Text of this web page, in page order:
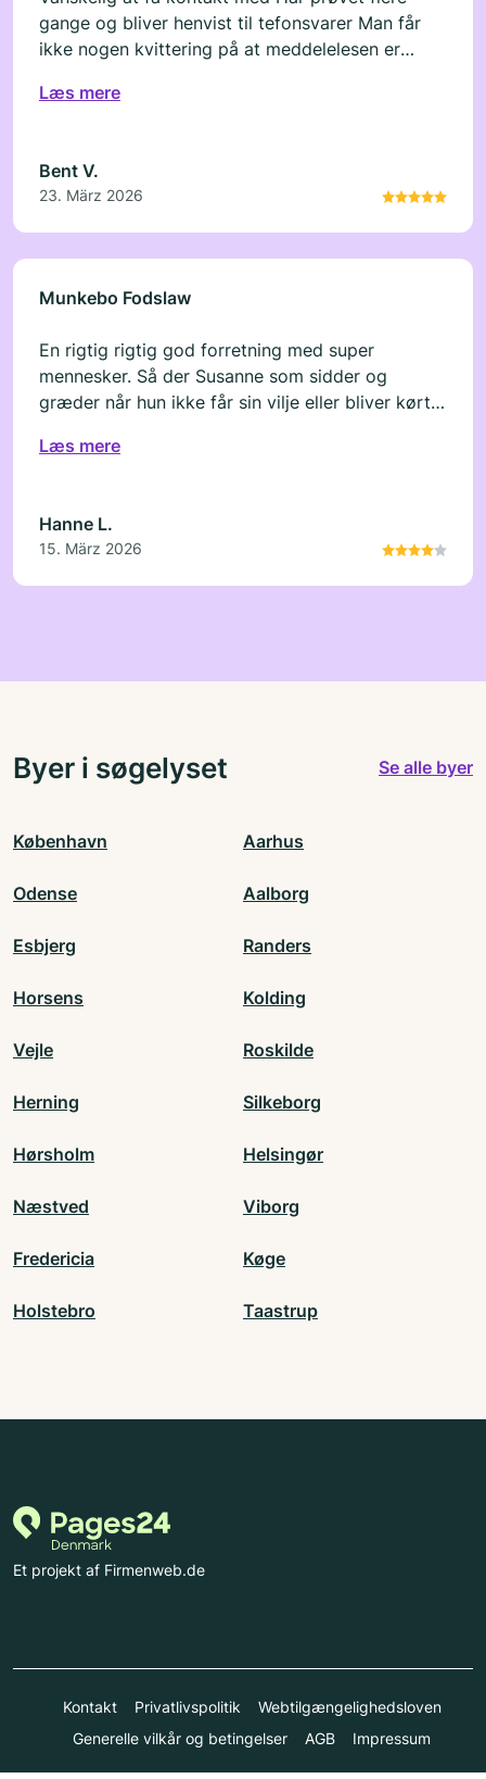
gange og bliver henvist til tefonsvarer Man får
ikke nogen kvittering på at meddelelesen er
Læs mere
Bent V.
23. März 2026
Munkebo Fodslaw
En rigtig rigtig god forretning med super
mennesker. Så der Susanne som sidder og
græder når hun ikke får sin vilje eller bliver kørt
drikke. Som i en sang . Men helt igennem ellers
Læs mere
Hanne L.
15. März 2026
Byer i søgelyset Se alle byer
København Aarhus
Odense Aalborg
Esbjerg Randers
Horsens Kolding
Vejle Roskilde
Herning Silkeborg
Hørsholm Helsingør
Næstved Viborg
Fredericia Køge
Holstebro Taastrup
Et projekt af Firmenweb.de
Kontakt Privatlivspolitik
Webtilgængelighedsloven
Generelle vilkår og betingelser
AGB Impressum